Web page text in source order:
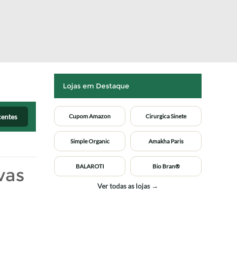
Lojas em Destaque
Cupom Amazon Cirurgica Sinete
Simple Organic Amakha Paris
BALAROTI Bio Bran®
Ver todas as lojas →